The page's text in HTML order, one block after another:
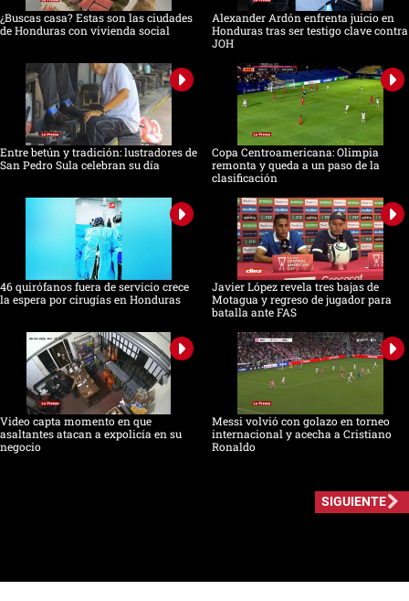
¿Buscas casa? Estas son las ciudades
de Honduras con vivienda social
Alexander Ardón enfrenta juicio en
Honduras tras ser testigo clave contra
JOH
Entre betún y tradición: lustradores de
San Pedro Sula celebran su día
Copa Centroamericana: Olimpia
remonta y queda a un paso de la
clasificación
46 quirófanos fuera de servicio crece
la espera por cirugías en Honduras
Javier López revela tres bajas de
Motagua y regreso de jugador para
batalla ante FAS
Video capta momento en que
asaltantes atacan a expolicía en su
negocio
Messi volvió con golazo en torneo
internacional y acecha a Cristiano
Ronaldo
SIGUIENTE